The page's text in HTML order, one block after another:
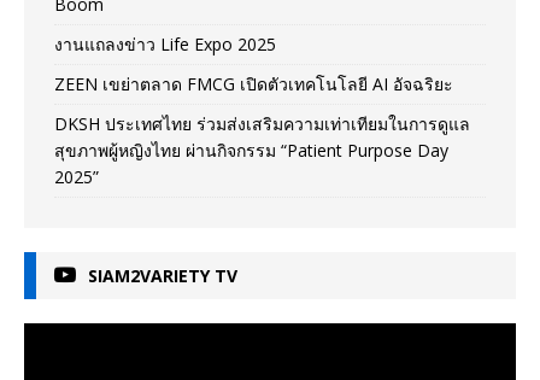
งานแถลงข่าว Life Expo 2025
ZEEN เขย่าตลาด FMCG เปิดตัวเทคโนโลยี AI อัจฉริยะ
DKSH ประเทศไทย ร่วมส่งเสริมความเท่าเทียมในการดูแล
สุขภาพผู้หญิงไทย ผ่านกิจกรรม “Patient Purpose Day
2025”
SIAM2VARIETY TV